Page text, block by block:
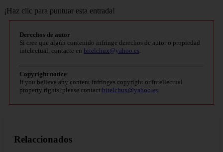
¡Haz clic para puntuar esta entrada!
Derechos de autor
Si cree que algún contenido infringe derechos de autor o propiedad
intelectual, contacte en bitelchux@yahoo.es
Copyright notice
If you believe any content infringes copyright or intellectual
property rights, please contact bitelchux@yahoo.es
Relaccionados